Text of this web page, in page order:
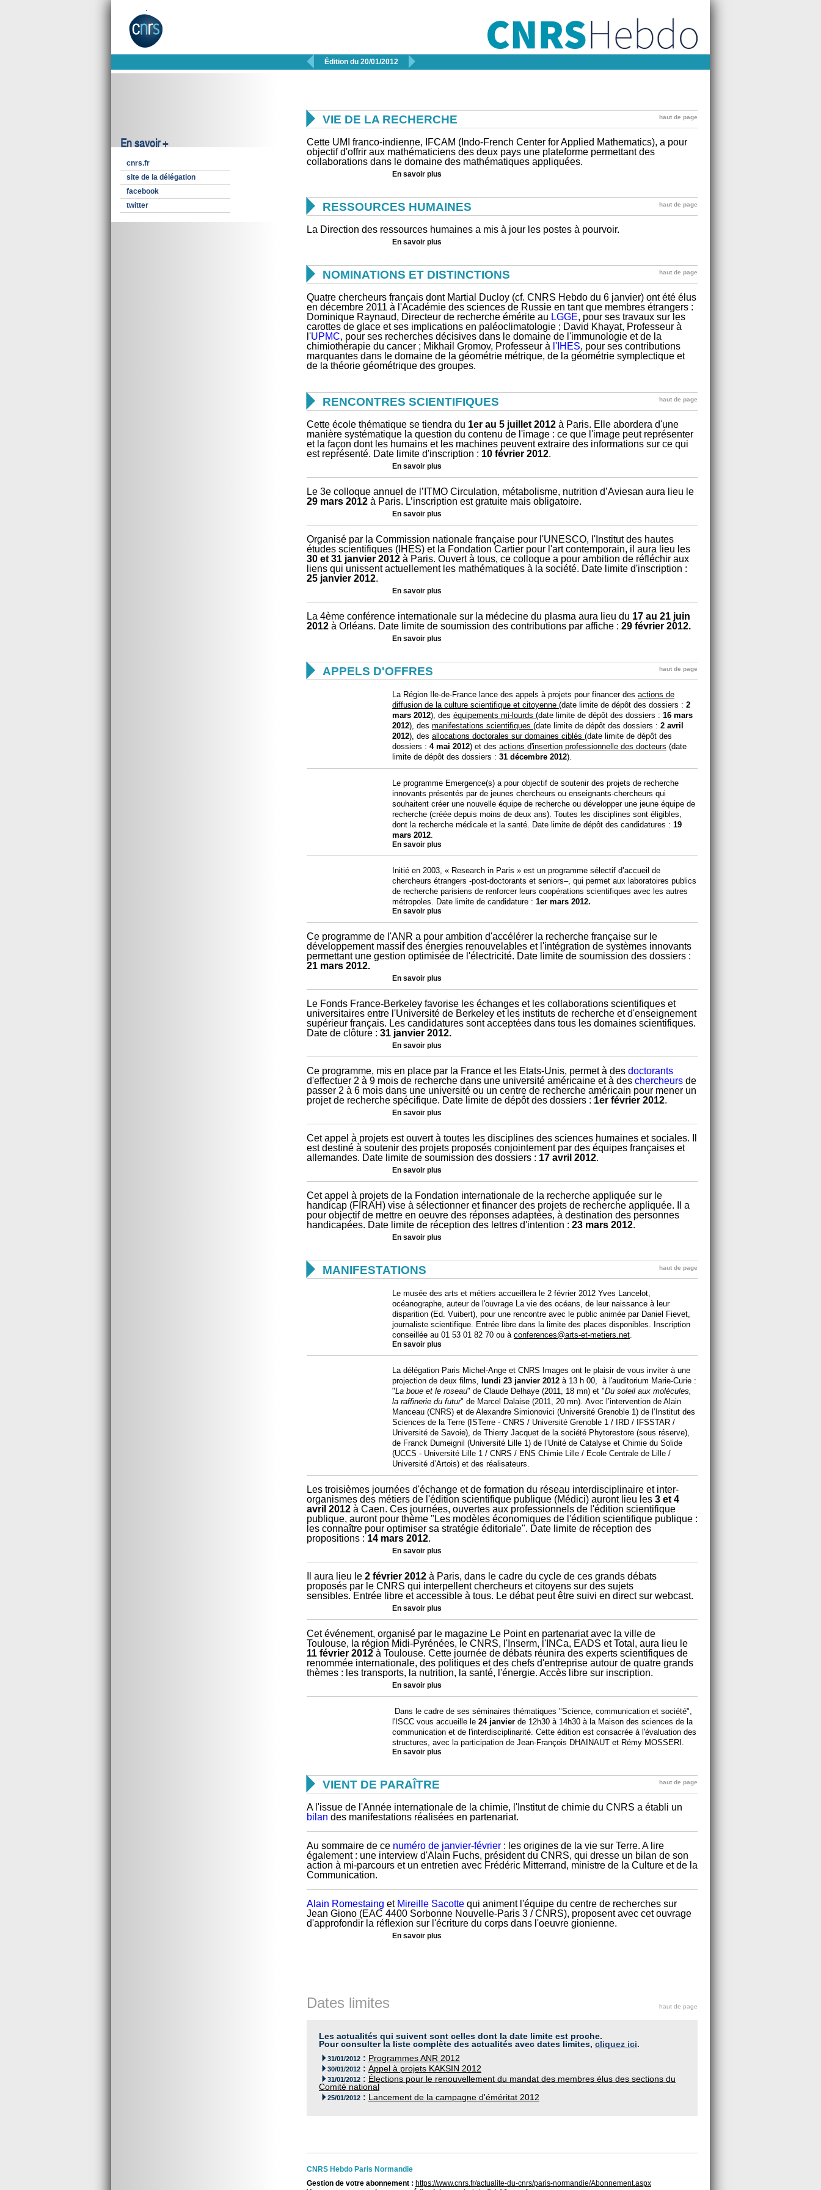
 Édition du 20/01/2012 
En savoir +
cnrs.fr
site de la délégation
facebook
twitter
 VIE DE LA RECHERCHE haut de page
Cette UMI franco-indienne, IFCAM (Indo-French Center for Applied Mathematics), a pour
objectif d'offrir aux mathématiciens des deux pays une plateforme permettant des
collaborations dans le domaine des mathématiques appliquées.
En savoir plus
 RESSOURCES HUMAINES haut de page
La Direction des ressources humaines a mis à jour les postes à pourvoir.
En savoir plus
 NOMINATIONS ET DISTINCTIONS haut de page
Quatre chercheurs français dont Martial Ducloy (cf. CNRS Hebdo du 6 janvier) ont été élus
en décembre 2011 à l'Académie des sciences de Russie en tant que membres étrangers :
Dominique Raynaud, Directeur de recherche émérite au LGGE, pour ses travaux sur les
carottes de glace et ses implications en paléoclimatologie ; David Khayat, Professeur à
l'UPMC, pour ses recherches décisives dans le domaine de l'immunologie et de la
chimiothérapie du cancer ; Mikhail Gromov, Professeur à l'IHES, pour ses contributions
marquantes dans le domaine de la géométrie métrique, de la géométrie symplectique et
de la théorie géométrique des groupes.
 RENCONTRES SCIENTIFIQUES haut de page
Cette école thématique se tiendra du 1er au 5 juillet 2012 à Paris. Elle abordera d'une
manière systématique la question du contenu de l'image : ce que l'image peut représenter
et la façon dont les humains et les machines peuvent extraire des informations sur ce qui
est représenté. Date limite d'inscription : 10 février 2012.
En savoir plus
Le 3e colloque annuel de l’ITMO Circulation, métabolisme, nutrition d’Aviesan aura lieu le
29 mars 2012 à Paris. L’inscription est gratuite mais obligatoire.
En savoir plus
Organisé par la Commission nationale française pour l'UNESCO, l'Institut des hautes
études scientifiques (IHES) et la Fondation Cartier pour l'art contemporain, il aura lieu les
30 et 31 janvier 2012 à Paris. Ouvert à tous, ce colloque a pour ambition de réfléchir aux
liens qui unissent actuellement les mathématiques à la société. Date limite d'inscription :
25 janvier 2012.
En savoir plus
La 4ème conférence internationale sur la médecine du plasma aura lieu du 17 au 21 juin
2012 à Orléans. Date limite de soumission des contributions par affiche : 29 février 2012.
En savoir plus
 APPELS D'OFFRES haut de page
La Région Ile-de-France lance des appels à projets pour financer des actions de
diffusion de la culture scientifique et citoyenne (date limite de dépôt des dossiers : 2
mars 2012), des équipements mi-lourds (date limite de dépôt des dossiers : 16 mars
2012), des manifestations scientifiques (date limite de dépôt des dossiers : 2 avril
2012), des allocations doctorales sur domaines ciblés (date limite de dépôt des
dossiers : 4 mai 2012) et des actions d'insertion professionnelle des docteurs (date
limite de dépôt des dossiers : 31 décembre 2012).
Le programme Emergence(s) a pour objectif de soutenir des projets de recherche
innovants présentés par de jeunes chercheurs ou enseignants-chercheurs qui
souhaitent créer une nouvelle équipe de recherche ou développer une jeune équipe de
recherche (créée depuis moins de deux ans). Toutes les disciplines sont éligibles,
dont la recherche médicale et la santé. Date limite de dépôt des candidatures : 19
mars 2012.
En savoir plus
Initié en 2003, « Research in Paris » est un programme sélectif d’accueil de
chercheurs étrangers -post-doctorants et seniors–, qui permet aux laboratoires publics
de recherche parisiens de renforcer leurs coopérations scientifiques avec les autres
métropoles. Date limite de candidature : 1er mars 2012.
En savoir plus
Ce programme de l'ANR a pour ambition d'accélérer la recherche française sur le
développement massif des énergies renouvelables et l'intégration de systèmes innovants
permettant une gestion optimisée de l'électricité. Date limite de soumission des dossiers :
21 mars 2012.
En savoir plus
Le Fonds France-Berkeley favorise les échanges et les collaborations scientifiques et
universitaires entre l'Université de Berkeley et les instituts de recherche et d'enseignement
supérieur français. Les candidatures sont acceptées dans tous les domaines scientifiques.
Date de clôture : 31 janvier 2012.
En savoir plus
Ce programme, mis en place par la France et les Etats-Unis, permet à des doctorants
d'effectuer 2 à 9 mois de recherche dans une université américaine et à des chercheurs de
passer 2 à 6 mois dans une université ou un centre de recherche américain pour mener un
projet de recherche spécifique. Date limite de dépôt des dossiers : 1er février 2012.
En savoir plus
Cet appel à projets est ouvert à toutes les disciplines des sciences humaines et sociales. Il
est destiné à soutenir des projets proposés conjointement par des équipes françaises et
allemandes. Date limite de soumission des dossiers : 17 avril 2012.
En savoir plus
Cet appel à projets de la Fondation internationale de la recherche appliquée sur le
handicap (FIRAH) vise à sélectionner et financer des projets de recherche appliquée. Il a
pour objectif de mettre en oeuvre des réponses adaptées, à destination des personnes
handicapées. Date limite de réception des lettres d'intention : 23 mars 2012.
En savoir plus
 MANIFESTATIONS haut de page
Le musée des arts et métiers accueillera le 2 février 2012 Yves Lancelot,
océanographe, auteur de l'ouvrage La vie des océans, de leur naissance à leur
disparition (Ed. Vuibert), pour une rencontre avec le public animée par Daniel Fievet,
journaliste scientifique. Entrée libre dans la limite des places disponibles. Inscription
conseillée au 01 53 01 82 70 ou à conferences@arts-et-metiers.net.
En savoir plus
La délégation Paris Michel-Ange et CNRS Images ont le plaisir de vous inviter à une
projection de deux films, lundi 23 janvier 2012 à 13 h 00, à l'auditorium Marie-Curie :
"La boue et le roseau" de Claude Delhaye (2011, 18 mn) et "Du soleil aux molécules,
la raffinerie du futur" de Marcel Dalaise (2011, 20 mn). Avec l’intervention de Alain
Manceau (CNRS) et de Alexandre Simionovici (Université Grenoble 1) de l’Institut des
Sciences de la Terre (ISTerre - CNRS / Université Grenoble 1 / IRD / IFSSTAR /
Université de Savoie), de Thierry Jacquet de la société Phytores­tore (sous réserve),
de Franck Dumeignil (Université Lille 1) de l’Unité de Catalyse et Chimie du Solide
(UCCS - Université Lille 1 / CNRS / ENS Chimie Lille / Ecole Centrale de Lille /
Université d’Artois) et des réalisateurs.
Les troisièmes journées d'échange et de formation du réseau interdisciplinaire et inter-
organismes des métiers de l'édition scientifique publique (Médici) auront lieu les 3 et 4
avril 2012 à Caen. Ces journées, ouvertes aux professionnels de l'édition scientifique
publique, auront pour thème "Les modèles économiques de l'édition scientifique publique :
les connaître pour optimiser sa stratégie éditoriale". Date limite de réception des
propositions : 14 mars 2012.
En savoir plus
Il aura lieu le 2 février 2012 à Paris, dans le cadre du cycle de ces grands débats
proposés par le CNRS qui interpellent chercheurs et citoyens sur des sujets
sensibles. Entrée libre et accessible à tous. Le débat peut être suivi en direct sur webcast.
En savoir plus
Cet événement, organisé par le magazine Le Point en partenariat avec la ville de
Toulouse, la région Midi-Pyrénées, le CNRS, l'Inserm, l'INCa, EADS et Total, aura lieu le
11 février 2012 à Toulouse. Cette journée de débats réunira des experts scientifiques de
renommée internationale, des politiques et des chefs d'entreprise autour de quatre grands
thèmes : les transports, la nutrition, la santé, l'énergie. Accès libre sur inscription.
En savoir plus
Dans le cadre de ses séminaires thématiques "Science, communication et société",
l'ISCC vous accueille le 24 janvier de 12h30 à 14h30 à la Maison des sciences de la
communication et de l'interdisciplinarité. Cette édition est consacrée à l'évaluation des
structures, avec la participation de Jean-François DHAINAUT et Rémy MOSSERI.
En savoir plus
 VIENT DE PARAÎTRE haut de page
A l'issue de l'Année internationale de la chimie, l'Institut de chimie du CNRS a établi un
bilan des manifestations réalisées en partenariat.
Au sommaire de ce numéro de janvier-février : les origines de la vie sur Terre. A lire
également : une interview d'Alain Fuchs, président du CNRS, qui dresse un bilan de son
action à mi-parcours et un entretien avec Frédéric Mitterrand, ministre de la Culture et de la
Communication.
Alain Romestaing et Mireille Sacotte qui animent l'équipe du centre de recherches sur
Jean Giono (EAC 4400 Sorbonne Nouvelle-Paris 3 / CNRS), proposent avec cet ouvrage
d'approfondir la réflexion sur l'écriture du corps dans l'oeuvre gionienne.
En savoir plus
Dates limites haut de page
Les actualités qui suivent sont celles dont la date limite est proche.
Pour consulter la liste complète des actualités avec dates limites, cliquez ici.
31/01/2012 : Programmes ANR 2012
30/01/2012 : Appel à projets KAKSIN 2012
31/01/2012 : Élections pour le renouvellement du mandat des membres élus des sections du
Comité national
25/01/2012 : Lancement de la campagne d'éméritat 2012
CNRS Hebdo Paris Normandie
Gestion de votre abonnement : https://www.cnrs.fr/actualite-du-cnrs/paris-normandie/Abonnement.aspx